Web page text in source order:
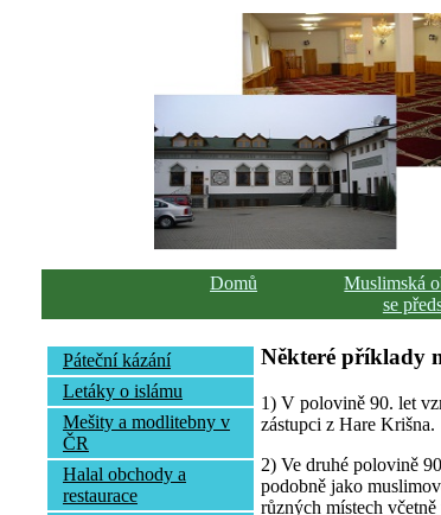
Domů
Muslimská
se
Páteční kázání
Letáky o islámu
Mešity a modlitebny v
ČR
Halal obchody a
restaurace
Některé příklady
1) V polovině 90. let
zástupci z Hare Krišna.
2) Ve druhé polovině
podobně jako
různých místech